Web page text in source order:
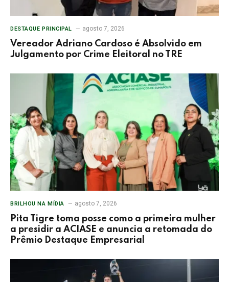
DESTAQUE PRINCIPAL agosto 7, 2026
Vereador Adriano Cardoso é Absolvido em
Julgamento por Crime Eleitoral no TRE
BRILHOU NA MÍDIA agosto 7, 2026
Pita Tigre toma posse como a primeira mulher
a presidir a ACIASE e anuncia a retomada do
Prêmio Destaque Empresarial